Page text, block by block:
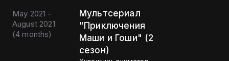
May 2021 -
August 2021
(4 months)
Мультсериал
"Приключения
Маши и Гоши" (2
сезон)